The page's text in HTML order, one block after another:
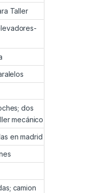
Taller
dos
mecánico
en madrid
camion